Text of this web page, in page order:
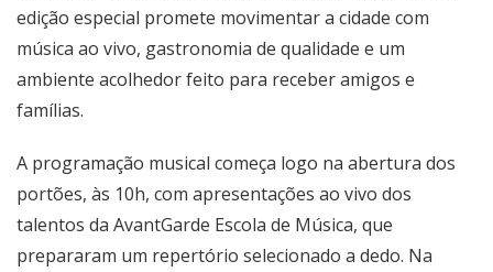
edição especial promete movimentar a cidade com
música ao vivo, gastronomia de qualidade e um
ambiente acolhedor feito para receber amigos e
famílias.
A programação musical começa logo na abertura dos
portões, às 10h, com apresentações ao vivo dos
talentos da AvantGarde Escola de Música, que
prepararam um repertório selecionado a dedo. Na